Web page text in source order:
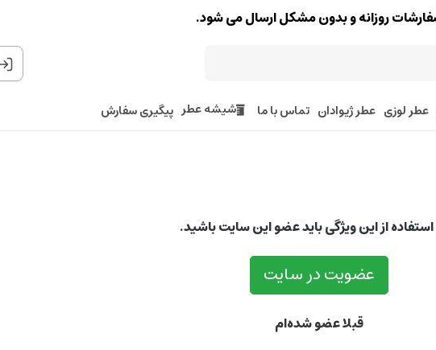
روزانه و بدون مشکل ارسال می شود.
عطر لوزی عطر ژیوادان تماس با ما شیشه عطر پیگیری سفارش
استفاده از این ویژگی باید عضو این سایت باشید.
عضویت در سایت
قبلا عضو شده‌ام